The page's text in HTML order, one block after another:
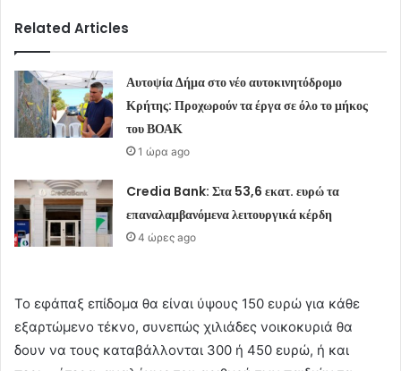
Related Articles
Αυτοψία Δήμα στο νέο αυτοκινητόδρομο
Κρήτης: Προχωρούν τα έργα σε όλο το μήκος
του ΒΟΑΚ
1 ώρα ago
Credia Bank: Στα 53,6 εκατ. ευρώ τα
επαναλαμβανόμενα λειτουργικά κέρδη
4 ώρες ago
Το εφάπαξ επίδομα θα είναι ύψους 150 ευρώ για κάθε
εξαρτώμενο τέκνο, συνεπώς χιλιάδες νοικοκυριά θα
δουν να τους καταβάλλονται 300 ή 450 ευρώ, ή και